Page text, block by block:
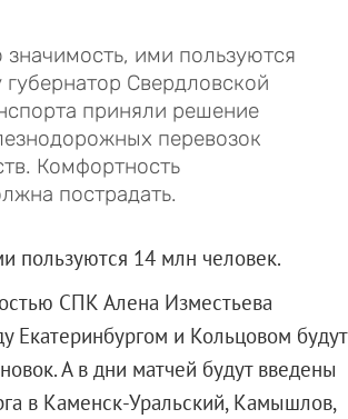
ими пользуются
Свердловской
приняли решение
перевозок
Комфортность
пострадать.
пользуются 14 млн человек.
СПК Алена Изместьева
Екатеринбургом и Кольцовом будут
А в дни матчей будут введены
в Каменск-Уральский, Камышлов,